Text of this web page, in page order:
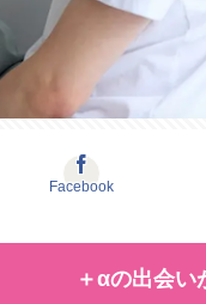
Facebook
＋αの出会い